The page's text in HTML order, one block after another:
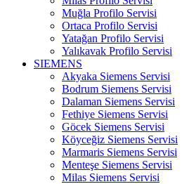
Muğla Profilo Servisi
Ortaca Profilo Servisi
Yatağan Profilo Servisi
Yalıkavak Profilo Servisi
SIEMENS
Akyaka Siemens Servisi
Bodrum Siemens Servisi
Dalaman Siemens Servisi
Fethiye Siemens Servisi
Göcek Siemens Servisi
Köyceğiz Siemens Servisi
Marmaris Siemens Servisi
Menteşe Siemens Servisi
Milas Siemens Servisi